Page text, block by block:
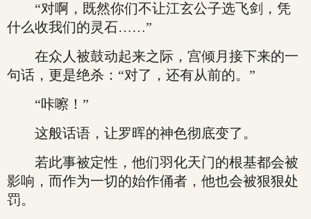
“对啊，既然你们不让江玄公子选飞剑，凭
什么收我们的灵石……”
在众人被鼓动起来之际，宫倾月接下来的一
句话，更是绝杀：“对了，还有从前的。”
“咔嚓！”
这般话语，让罗晖的神色彻底变了。
若此事被定性，他们羽化天门的根基都会被
影响，而作为一切的始作俑者，他也会被狠狠处
罚。